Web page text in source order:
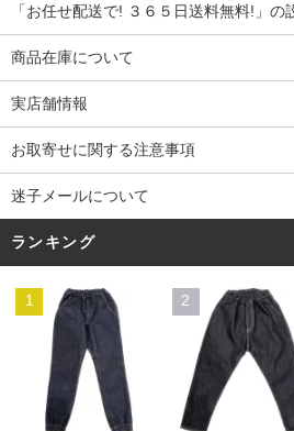
「お任せ配送で! ３６５日送料無料!」の
商品在庫について
実店舗情報
お取寄せに関する注意事項
迷子メールについて
ランキング
1 2